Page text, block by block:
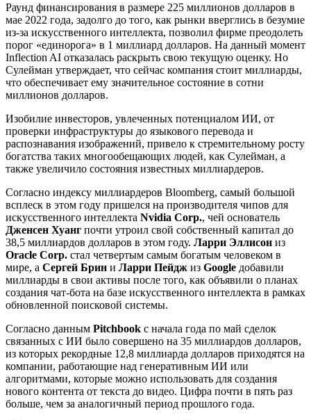
Раунд финансирования в размере 225 миллионов долларов в
мае 2022 года, задолго до того, как рынки вверглись в безумие
из-за искусственного интеллекта, позволил фирме преодолеть
порог «единорога» в 1 миллиард долларов. На данный момент
Inflection AI отказалась раскрыть свою текущую оценку. Но
Сулейман утверждает, что сейчас компания стоит миллиарды,
что обеспечивает ему значительное состояние в сотни
миллионов долларов.
Изобилие инвесторов, увлеченных потенциалом ИИ, от
проверки инфраструктуры до языкового перевода и
распознавания изображений, привело к стремительному росту
богатства таких многообещающих людей, как Сулейман, а
также увеличило состояния известных миллиардеров.
Согласно индексу миллиардеров Bloomberg, самый большой
всплеск в этом году пришелся на производителя чипов для
искусственного интеллекта Nvidia Corp., чей основатель
Дженсен Хуанг почти утроил свой собственный капитал до
38,5 миллиардов долларов в этом году. Ларри Эллисон из
Oracle Corp. стал четвертым самым богатым человеком в
мире, а Сергей Брин и Ларри Пейдж из Google добавили
миллиарды в свои активы после того, как объявили о планах
создания чат-бота на базе искусственного интеллекта в рамках
обновленной поисковой системы.
Согласно данным Pitchbook с начала года по май сделок
связанных с ИИ было совершено на 35 миллиардов долларов,
из которых рекордные 12,8 миллиарда долларов приходятся на
компании, работающие над генеративным ИИ или
алгоритмами, которые можно использовать для создания
нового контента от текста до видео. Цифра почти в пять раз
больше, чем за аналогичный период прошлого года.